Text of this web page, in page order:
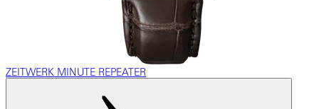
ZEITWERK MINUTE REPEATER